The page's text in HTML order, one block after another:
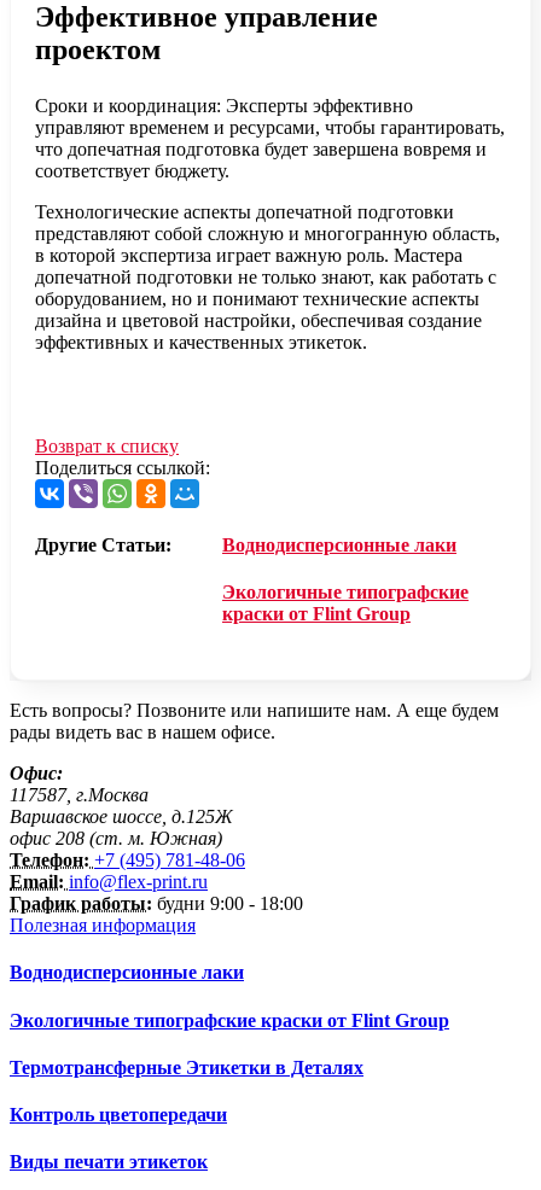
Эффективное управление
проектом
Сроки и координация: Эксперты эффективно
управляют временем и ресурсами, чтобы гарантировать,
что допечатная подготовка будет завершена вовремя и
соответствует бюджету.
Технологические аспекты допечатной подготовки
представляют собой сложную и многогранную область,
в которой экспертиза играет важную роль. Мастера
допечатной подготовки не только знают, как работать с
оборудованием, но и понимают технические аспекты
дизайна и цветовой настройки, обеспечивая создание
эффективных и качественных этикеток.
Возврат к списку
Поделиться ссылкой:
Другие Статьи: Воднодисперсионные лаки
Экологичные типографские
краски от Flint Group
Есть вопросы? Позвоните или напишите нам. А еще будем
рады видеть вас в нашем офисе.
Офис:
117587, г.Москва
Варшавское шоссе, д.125Ж
офис 208 (ст. м. Южная)
Телефон: +7 (495) 781-48-06
Email: info@flex-print.ru
График работы: будни 9:00 - 18:00
Полезная информация
Воднодисперсионные лаки
Экологичные типографские краски от Flint Group
Термотрансферные Этикетки в Деталях
Контроль цветопередачи
Виды печати этикеток